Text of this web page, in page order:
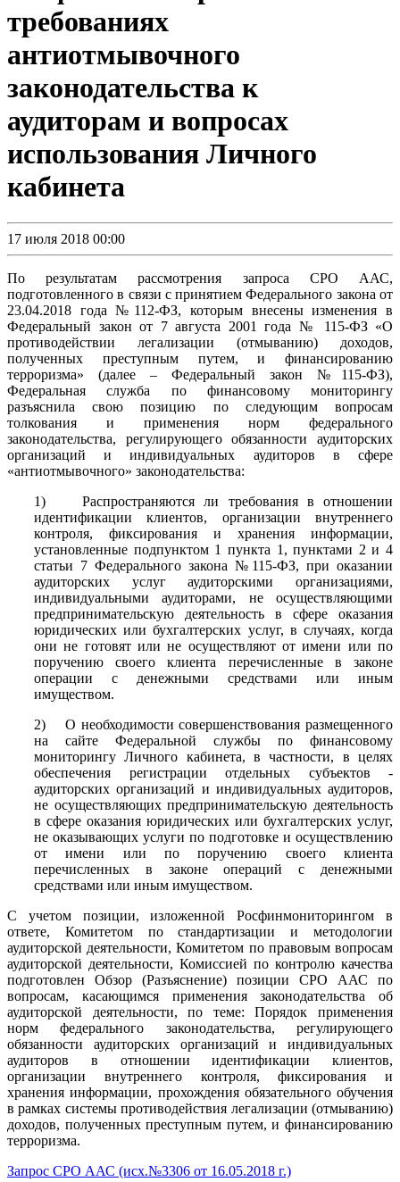
требованиях
антиотмывочного
законодательства к
аудиторам и вопросах
использования Личного
кабинета
17 июля 2018 00:00
По результатам рассмотрения запроса СРО ААС,
подготовленного в связи с принятием Федерального закона от
23.04.2018 года №112-ФЗ, которым внесены изменения в
Федеральный закон от 7 августа 2001 года № 115-ФЗ «О
противодействии легализации (отмыванию) доходов,
полученных преступным путем, и финансированию
терроризма» (далее – Федеральный закон №115-ФЗ),
Федеральная служба по финансовому мониторингу
разъяснила свою позицию по следующим вопросам
толкования и применения норм федерального
законодательства, регулирующего обязанности аудиторских
организаций и индивидуальных аудиторов в сфере
«антиотмывочного» законодательства:
1) Распространяются ли требования в отношении
идентификации клиентов, организации внутреннего
контроля, фиксирования и хранения информации,
установленные подпунктом 1 пункта 1, пунктами 2 и 4
статьи 7 Федерального закона №115-ФЗ, при оказании
аудиторских услуг аудиторскими организациями,
индивидуальными аудиторами, не осуществляющими
предпринимательскую деятельность в сфере оказания
юридических или бухгалтерских услуг, в случаях, когда
они не готовят или не осуществляют от имени или по
поручению своего клиента перечисленные в законе
операции с денежными средствами или иным
имуществом.
2) О необходимости совершенствования размещенного
на сайте Федеральной службы по финансовому
мониторингу Личного кабинета, в частности, в целях
обеспечения регистрации отдельных субъектов -
аудиторских организаций и индивидуальных аудиторов,
не осуществляющих предпринимательскую деятельность
в сфере оказания юридических или бухгалтерских услуг,
не оказывающих услуги по подготовке и осуществлению
от имени или по поручению своего клиента
перечисленных в законе операций с денежными
средствами или иным имуществом.
С учетом позиции, изложенной Росфинмониторингом в
ответе, Комитетом по стандартизации и методологии
аудиторской деятельности, Комитетом по правовым вопросам
аудиторской деятельности, Комиссией по контролю качества
подготовлен Обзор (Разъяснение) позиции СРО ААС по
вопросам, касающимся применения законодательства об
аудиторской деятельности, по теме: Порядок применения
норм федерального законодательства, регулирующего
обязанности аудиторских организаций и индивидуальных
аудиторов в отношении идентификации клиентов,
организации внутреннего контроля, фиксирования и
хранения информации, прохождения обязательного обучения
в рамках системы противодействия легализации (отмыванию)
доходов, полученных преступным путем, и финансированию
терроризма.
Запрос СРО ААС (исх.№3306 от 16.05.2018 г.)